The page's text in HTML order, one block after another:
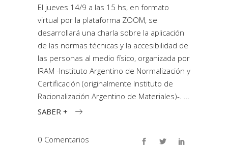
El jueves 14/9 a las 15 hs, en formato
virtual por la plataforma ZOOM, se
desarrollará una charla sobre la aplicación
de las normas técnicas y la accesibilidad de
las personas al medio físico, organizada por
IRAM -Instituto Argentino de Normalización y
Certificación (originalmente Instituto de
Racionalización Argentino de Materiales)-.
SABER +
0 Comentarios